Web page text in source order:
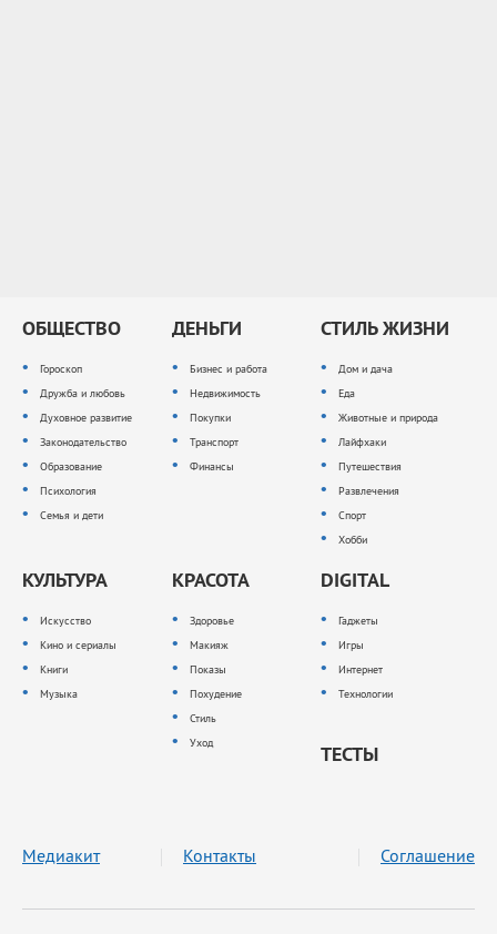
ОБЩЕСТВО
Гороскоп
Дружба и любовь
Духовное развитие
Законодательство
Образование
Психология
Семья и дети
ДЕНЬГИ
Бизнес и работа
Недвижимость
Покупки
Транспорт
Финансы
СТИЛЬ ЖИЗНИ
Дом и дача
Еда
Животные и природа
Лайфхаки
Путешествия
Развлечения
Спорт
Хобби
КУЛЬТУРА
Искусство
Кино и сериалы
Книги
Музыка
КРАСОТА
Здоровье
Макияж
Показы
Похудение
Стиль
Уход
DIGITAL
Гаджеты
Игры
Интернет
Технологии
ТЕСТЫ
Медиакит Контакты Соглашение